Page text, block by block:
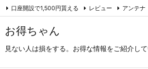
お得ちゃん
見ない人は損をする。お得な情報をご紹介して
口座開設で1,500円貰える レビュー アンテナ
アーカイブ（旧サイト）